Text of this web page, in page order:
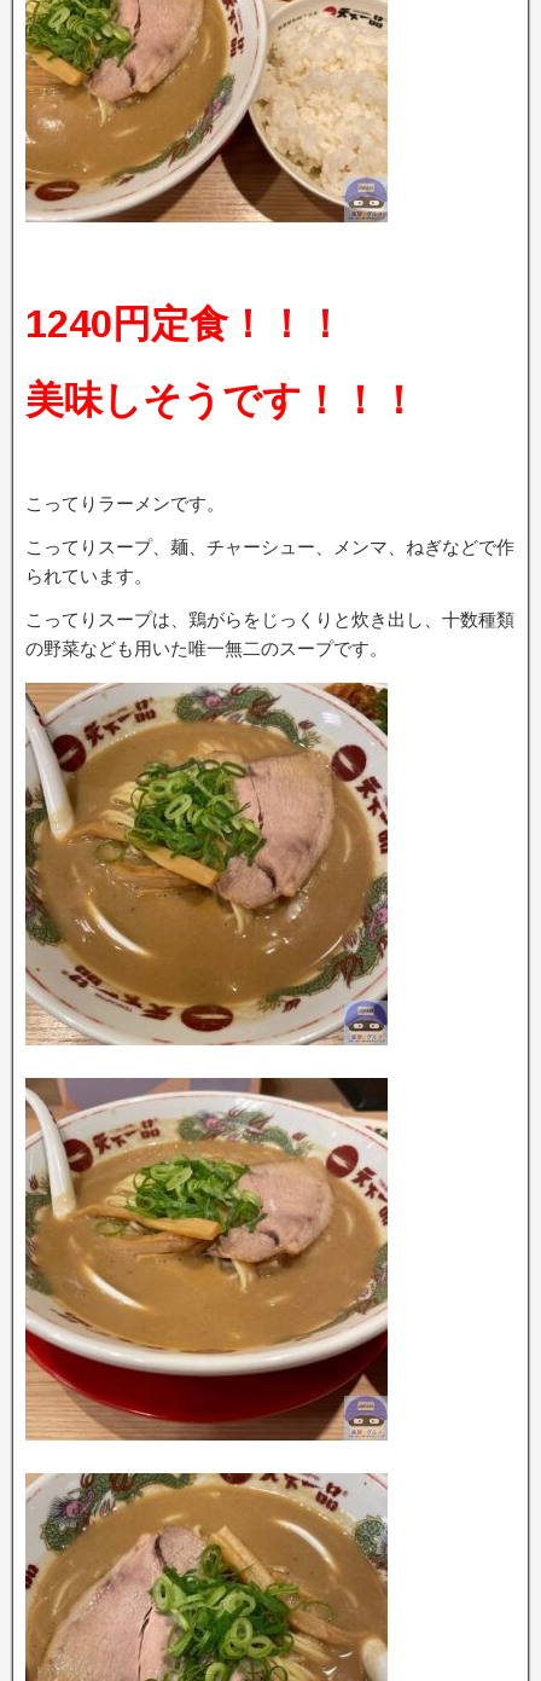
1240円定食！！！
美味しそうです！！！
こってりラーメンです。
こってりスープ、麺、チャーシュー、メンマ、ねぎなどで作
られています。
こってりスープは、鶏がらをじっくりと炊き出し、十数種類
の野菜なども用いた唯一無二のスープです。